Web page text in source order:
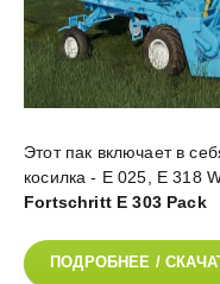
Этот пак включает в
косилка - E 025, E 318
Fortschritt E 303 Pack
ПОДРОБНЕЕ /